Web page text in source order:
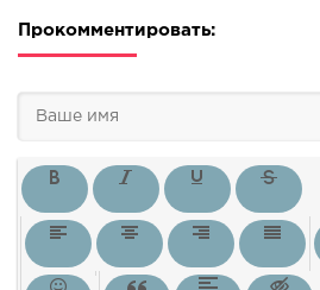
Прокомментировать: